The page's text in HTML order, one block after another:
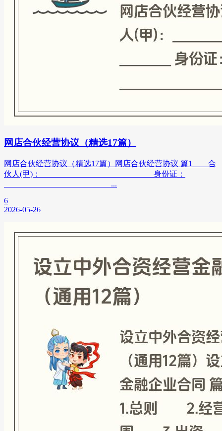
网店合伙经营协议（精选17篇）
网店合伙经营协议（精选17篇）网店合伙经营协议 篇1 合
伙人(甲)：____________________________ 身份证：
___________________________...
6
2026-05-26